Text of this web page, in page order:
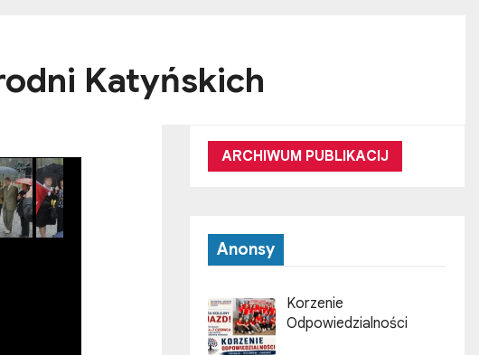
Katyńskich
ARCHIWUM PUBLIKACIJ
Anonsy
Korzenie
Odpowiedzialności